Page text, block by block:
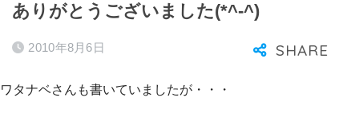
ありがとうございました(*^-^)
2010年8月6日
ワタナベさんも書いていましたが・・・